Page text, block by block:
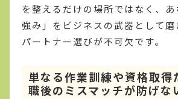
を整えるだけの場所ではなく、
強み」をビジネスの武器として磨
パートナー選びが不可欠です。
単なる作業訓練や資格取得
職後のミスマッチが防げな